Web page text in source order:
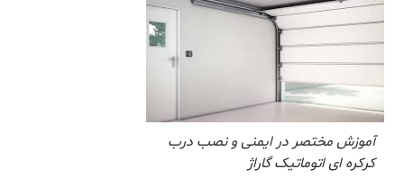
آموزش مختصر در ایمنی و نصب درب
کرکره ای اتوماتیک گاراژ